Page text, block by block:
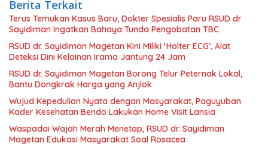
Berita Terkait
Terus Temukan Kasus Baru, Dokter Spesialis Paru RSUD dr
Sayidiman Ingatkan Bahaya Tunda Pengobatan TBC
RSUD dr. Sayidiman Magetan Kini Miliki ‘Holter ECG’, Alat
Deteksi Dini Kelainan Irama Jantung 24 Jam
RSUD dr. Sayidiman Magetan Borong Telur Peternak Lokal,
Bantu Dongkrak Harga yang Anjlok
Wujud Kepedulian Nyata dengan Masyarakat, Paguyuban
Kader Kesehatan Bendo Lakukan Home Visit Lansia
Waspadai Wajah Merah Menetap, RSUD dr. Sayidiman
Magetan Edukasi Masyarakat Soal Rosacea